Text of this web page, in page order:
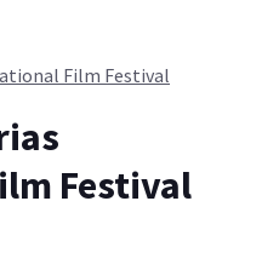
Film Festival
Festival